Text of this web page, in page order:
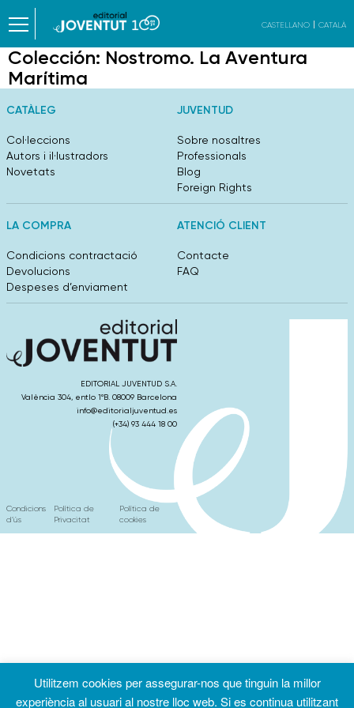
CASTELLANO CATALÀ
Colección: Nostromo. La Aventura
Marítima
CATÀLEG
Col·leccions
Autors i il·lustradors
Novetats
JUVENTUD
Sobre nosaltres
Professionals
Blog
Foreign Rights
LA COMPRA
Condicions contractació
Devolucions
Despeses d’enviament
ATENCIÓ CLIENT
Contacte
FAQ
EDITORIAL JUVENTUD S.A.
València 304, entlo 1ºB. 08009 Barcelona
info@editorialjuventud.es
(+34) 93 444 18 00
Condicions
d’ús
Política de
Privacitat
Política de
cookies
Utilitzem cookies per assegurar-nos que tinguin la millor
experiència al usuari al nostre lloc web. Si es continua utilitzant